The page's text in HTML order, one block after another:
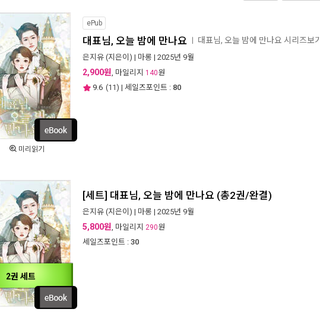
미리읽기
ePub
대표님, 오늘 밤에 만나요 대표님, 오늘 밤에 만나요 시리즈보기
은지유 (지은이) | 마롱 | 2025년 9월
2,900원, 마일리지 140원
9.6 (11) | 세일즈포인트 : 80
2권 세트
[세트] 대표님, 오늘 밤에 만나요 (총2권/완결)
은지유 (지은이) | 마롱 | 2025년 9월
5,800원, 마일리지 290원
세일즈포인트 : 30